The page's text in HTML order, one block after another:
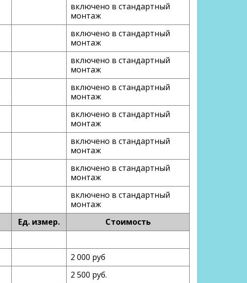
включено в стандартный
монтаж
включено в стандартный
монтаж
включено в стандартный
монтаж
включено в стандартный
монтаж
включено в стандартный
монтаж
включено в стандартный
монтаж
включено в стандартный
монтаж
включено в стандартный
монтаж
Ед. измер.
Стоимость
2 000 руб
2 500 руб.